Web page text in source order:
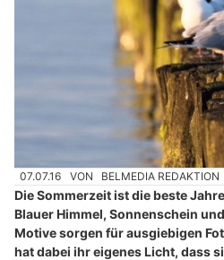
07.07.16 VON BELMEDIA REDAKTION
Die Sommerzeit ist die beste
Blauer Himmel, Sonnenschein
Motive sorgen für ausgiebigen
hat dabei ihr eigenes Licht, dass